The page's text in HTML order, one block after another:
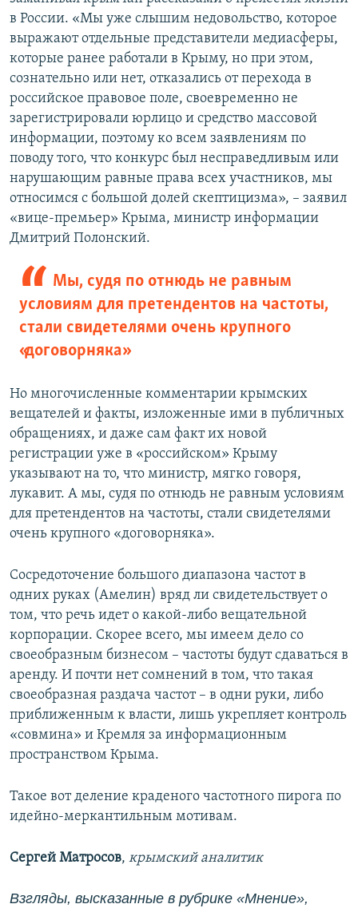
в России. «Мы уже слышим недовольство, которое
выражают отдельные представители медиасферы,
которые ранее работали в Крыму, но при этом,
сознательно или нет, отказались от перехода в
российское правовое поле, своевременно не
зарегистрировали юрлицо и средство массовой
информации, поэтому ко всем заявлениям по
поводу того, что конкурс был несправедливым или
нарушающим равные права всех участников, мы
относимся с большой долей скептицизма», – заявил
«вице-премьер» Крыма, министр информации
Дмитрий Полонский.
Мы, судя по отнюдь не равным
условиям для претендентов на частоты,
стали свидетелями очень крупного
«договорняка»
Но многочисленные комментарии крымских
вещателей и факты, изложенные ими в публичных
обращениях, и даже сам факт их новой
регистрации уже в «российском» Крыму
указывают на то, что министр, мягко говоря,
лукавит. А мы, судя по отнюдь не равным условиям
для претендентов на частоты, стали свидетелями
очень крупного «договорняка».
Сосредоточение большого диапазона частот в
одних руках (Амелин) вряд ли свидетельствует о
том, что речь идет о какой-либо вещательной
корпорации. Скорее всего, мы имеем дело со
своеобразным бизнесом – частоты будут сдаваться в
аренду. И почти нет сомнений в том, что такая
своеобразная раздача частот – в одни руки, либо
приближенным к власти, лишь укрепляет контроль
«совмина» и Кремля за информационным
пространством Крыма.
Такое вот деление краденого частотного пирога по
идейно-меркантильным мотивам.
Сергей Матросов, крымский аналитик
Взгляды, высказанные в рубрике «Мнение»,